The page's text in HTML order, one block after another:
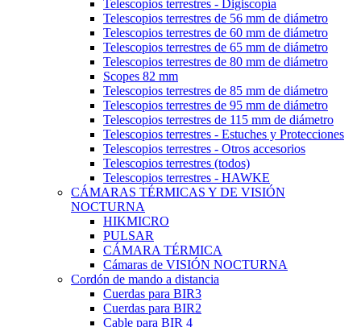
Telescopios terrestres - Digiscopía
Telescopios terrestres de 56 mm de diámetro
Telescopios terrestres de 60 mm de diámetro
Telescopios terrestres de 65 mm de diámetro
Telescopios terrestres de 80 mm de diámetro
Scopes 82 mm
Telescopios terrestres de 85 mm de diámetro
Telescopios terrestres de 95 mm de diámetro
Telescopios terrestres de 115 mm de diámetro
Telescopios terrestres - Estuches y Protecciones
Telescopios terrestres - Otros accesorios
Telescopios terrestres (todos)
Telescopios terrestres - HAWKE
CÁMARAS TÉRMICAS Y DE VISIÓN
NOCTURNA
HIKMICRO
PULSAR
CÁMARA TÉRMICA
Cámaras de VISIÓN NOCTURNA
Cordón de mando a distancia
Cuerdas para BIR3
Cuerdas para BIR2
Cable para BIR 4